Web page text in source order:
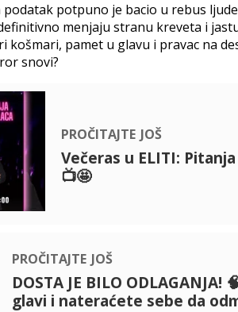
potpuno je bacio u rebus
menjaju stranu kreveta i
košmari, pamet u glavu i pravac na
snovi?
pročitajte još
Večeras u ELITI:
📺🤩
pročitajte još
DOSTA JE BILO
glavi i nateraćete sebe da